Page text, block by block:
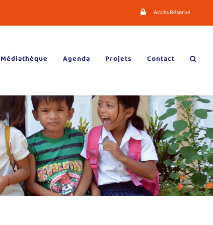
Accès Réservé
Médiathèque Agenda Projets Contact